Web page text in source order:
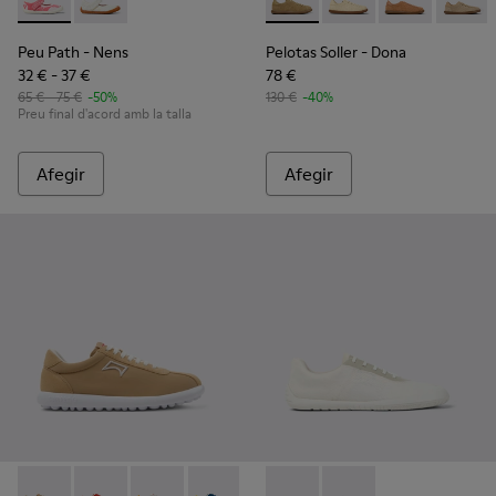
Peu Path - K800692-002 - Sabates de teixit roses per a
Peu Path - K800692-001
Peu Path - Nens
32 € - 37 €
65 € - 75 € -50%
Preu final d'acord amb la talla
Afegir
Pelotas Soller - K201668-
Pelotas Soller -
Pelotas
Pelotas Soller - Dona
78 €
130 € -40%
Afegir